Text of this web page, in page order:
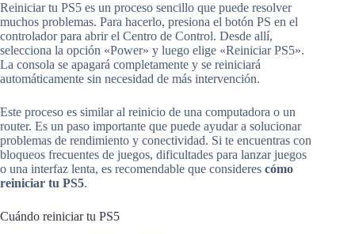
Reiniciar tu PS5 es un proceso sencillo que puede resolver
muchos problemas. Para hacerlo, presiona el botón PS en el
controlador para abrir el Centro de Control. Desde allí,
selecciona la opción «Power» y luego elige «Reiniciar PS5».
La consola se apagará completamente y se reiniciará
automáticamente sin necesidad de más intervención.
Este proceso es similar al reinicio de una computadora o un
router. Es un paso importante que puede ayudar a solucionar
problemas de rendimiento y conectividad. Si te encuentras con
bloqueos frecuentes de juegos, dificultades para lanzar juegos
o una interfaz lenta, es recomendable que consideres cómo
reiniciar tu PS5.
Cuándo reiniciar tu PS5